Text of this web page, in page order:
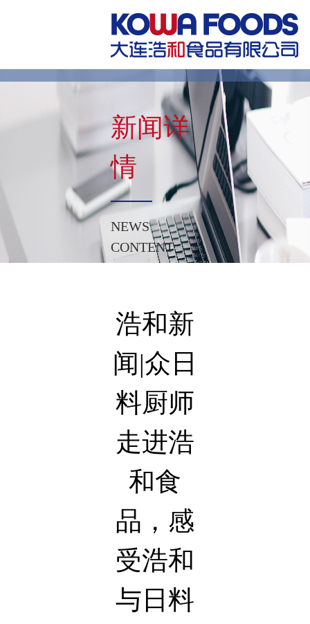
新闻详
情
NEWS
CONTENT
浩和新
闻|众日
料厨师
走进浩
和食
品，感
受浩和
与日料